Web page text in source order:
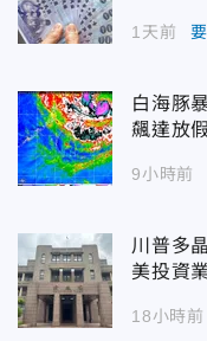
1天前
白海豚
飆達放
9小時前
川普多
美投資
18小時前